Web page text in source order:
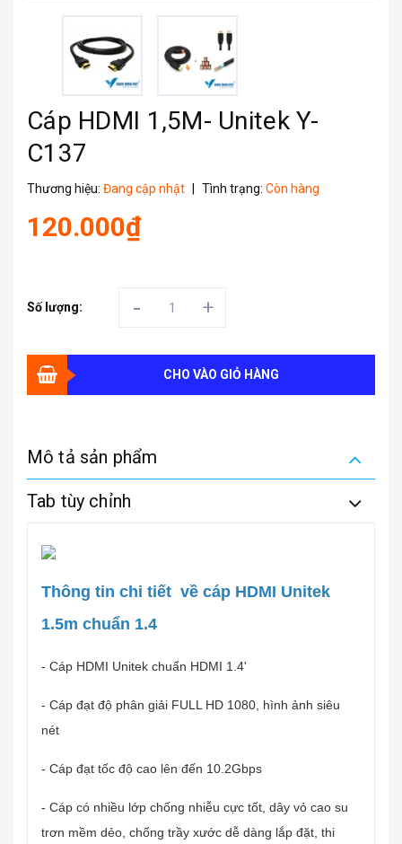
Cáp HDMI 1,5M- Unitek Y-
C137
Thương hiệu: Đang cập nhật Tình trạng: Còn hàng
120.000₫
Số lượng: - +
CHO VÀO GIỎ HÀNG
Mô tả sản phẩm
Tab tùy chỉnh
Thông tin chi tiết về cáp HDMI Unitek
1.5m chuẩn 1.4
- Cáp HDMI Unitek chuẩn HDMI 1.4'
- Cáp đạt độ phân giải FULL HD 1080, hình ảnh siêu
nét
- Cáp đạt tốc độ cao lên đến 10.2Gbps
- Cáp có nhiều lớp chống nhiễu cực tốt, dây vỏ cao su
trơn mềm dẻo, chống trầy xước dễ dàng lắp đặt, thi